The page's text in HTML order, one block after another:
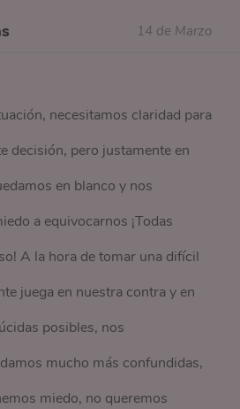
14 de Marzo
necesitamos claridad para
decisión, pero justamente en
en blanco y nos
a equivocarnos ¡Todas
A la hora de tomar una difícil
juega en nuestra contra y en
posibles, nos
mucho más confundidas,
miedo, no queremos